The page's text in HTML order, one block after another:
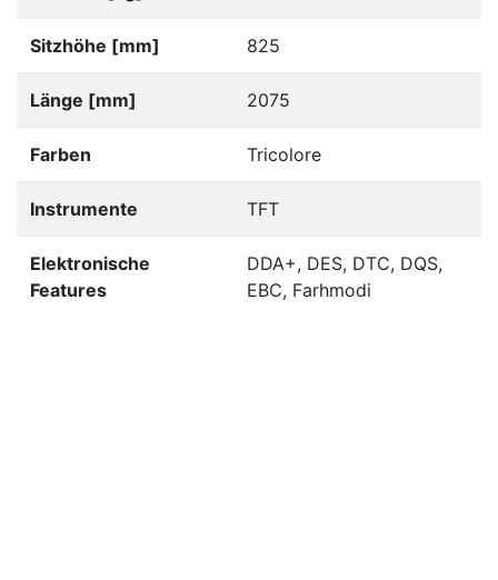
Sitzhöhe [mm] 825
Länge [mm] 2075
Farben Tricolore
Instrumente TFT
Elektronische
Features
DDA+, DES, DTC, DQS,
EBC, Farhmodi